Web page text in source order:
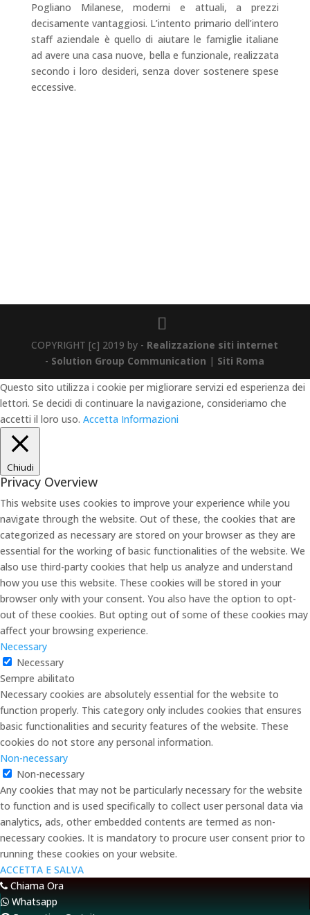
Pogliano Milanese, moderni e attuali, a prezzi
decisamente vantaggiosi. L’intento primario dell’intero
staff aziendale è quello di aiutare le famiglie italiane
ad avere una casa nuove, bella e funzionale, realizzata
secondo i loro desideri, senza dover sostenere spese
eccessive.
COPYRIGHT [c] 2019 by - Realizzazione siti internet
- Solution Group Communication | Siti Roma
Questo sito utilizza i cookie per migliorare servizi ed esperienza dei
lettori. Se decidi di continuare la navigazione, consideriamo che
accetti il loro uso. Accetta Informazioni
Chiudi
Privacy Overview
This website uses cookies to improve your experience while you
navigate through the website. Out of these, the cookies that are
categorized as necessary are stored on your browser as they are
essential for the working of basic functionalities of the website. We
also use third-party cookies that help us analyze and understand
how you use this website. These cookies will be stored in your
browser only with your consent. You also have the option to opt-
out of these cookies. But opting out of some of these cookies may
affect your browsing experience.
Necessary
Necessary
Sempre abilitato
Necessary cookies are absolutely essential for the website to
function properly. This category only includes cookies that ensures
basic functionalities and security features of the website. These
cookies do not store any personal information.
Non-necessary
Non-necessary
Any cookies that may not be particularly necessary for the website
to function and is used specifically to collect user personal data via
analytics, ads, other embedded contents are termed as non-
necessary cookies. It is mandatory to procure user consent prior to
running these cookies on your website.
ACCETTA E SALVA
Chiama Ora
Whatsapp